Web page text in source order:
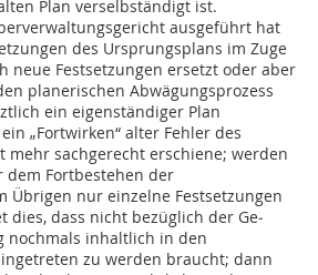
Plan verselbständigt ist.
ausgeführt hat
des Ursprungsplans im Zuge
neue Festsetzungen ersetzt oder aber
planerischen Abwägungsprozess
ein eigenständiger Plan
„Fortwirken“ alter Fehler des
mehr sachgerecht erschiene; werden
Fortbestehen der
Übrigen nur einzelne Festsetzungen
dies, dass nicht bezüglich der Ge­­
nochmals inhaltlich in den
zu werden braucht; dann